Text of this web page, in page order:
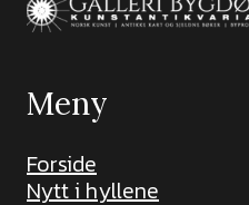
Meny
Forside
Nytt i hyllene